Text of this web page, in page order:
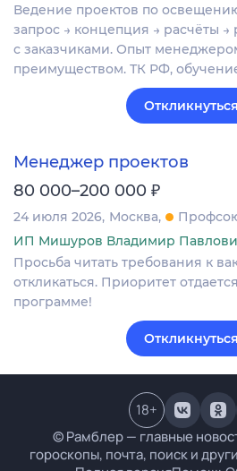
Ведение проектов по
запрос → концепция → расчёты →
с заказчиками. Опыт
преимуществом. ТК РФ,
Откликнуться
Менеджер проектов
80 000–200 000 ₽
24 июля 2026 Москва
ИП Мишуров Владимир
Просьба читать требования к
откликаться. Приоритет
программе!
Откликнуться
© Рамблер — главные
гороскопы, почта, поиск и
18+